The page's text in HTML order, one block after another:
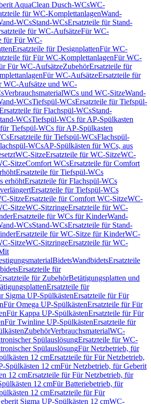
AquaClean Dusch-WCsWC-
für WC-KomplettanlagenWand-
WCsStand-WCsErsatzteile für Stand-
für WC-AufsätzeFür WC-
für Für WC-
Ersatzteile für DesignplattenFür WC-
für Für WC-KomplettanlagenFür WC-
Für WC-AufsätzeZubehörErsatzteile für
Für WC-AufsätzeErsatzteile für
WC-Aufsätze und WC-
VerbrauchsmaterialWCs und WC-SitzeWand-
WCsTiefspül-WCsErsatzteile für Tiefspül-
für Flachspül-WCsStand-
WCsTiefspül-WCs für AP-Spülkasten
Tiefspül-WCs für AP-Spülkasten
Ersatzteile für Tiefspül-WCsFlachspül-
WCsAP-Spülkästen für WCs, aus
WC-SitzeErsatzteile für WC-SitzeWC-
SitzeComfort WCsErsatzteile für Comfort
Ersatzteile für Tiefspül-WCs
erhöhtErsatzteile für Flachspül-WCs
Ersatzteile für Tiefspül-WCs
SitzeErsatzteile für Comfort WC-SitzeWC-
SitzeWC-SitzringeErsatzteile für WC-
Ersatzteile für WCs für KinderWand-
WCsStand-WCsErsatzteile für Stand-
Ersatzteile für WC-Sitze für KinderWC-
SitzeWC-SitzringeErsatzteile für WC-
BidetsWandbidetsErsatzteile
Ersatzteile für
für ZubehörBetätigungsplatten und
Ersatzteile für
Sigma UP-SpülkästenErsatzteile für Für
Für Omega UP-SpülkästenErsatzteile für Für
Für Kappa UP-SpülkästenErsatzteile für Für
Für Twinline UP-SpülkästenErsatzteile für
ZubehörVerbrauchsmaterialWC-
SpülauslösungErsatzteile für WC-
SpülauslösungFür Netzbetrieb, für
12 cmErsatzteile für Für Netzbetrieb,
Spülkästen 12 cmFür Netzbetrieb, für Geberit
12 cmErsatzteile für Für Netzbetrieb, für
12 cmFür Batteriebetrieb, für
12 cmErsatzteile für Für
Sigma UP-Spülkästen 12 cmWC-